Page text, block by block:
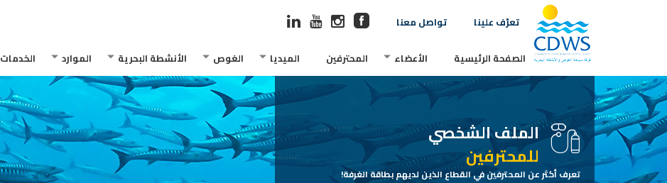
تعرّف علينا تواصل معنا
الصفحة الرئيسية الأعضاء المحترفين الميديا الغوص الأنشطة البحرية الموارد الخدمات
الملف الشخصي
للمحترفين
تعرف أكثر عن المحترفين في القطاع الذين لديهم بطاقة الغرفة!